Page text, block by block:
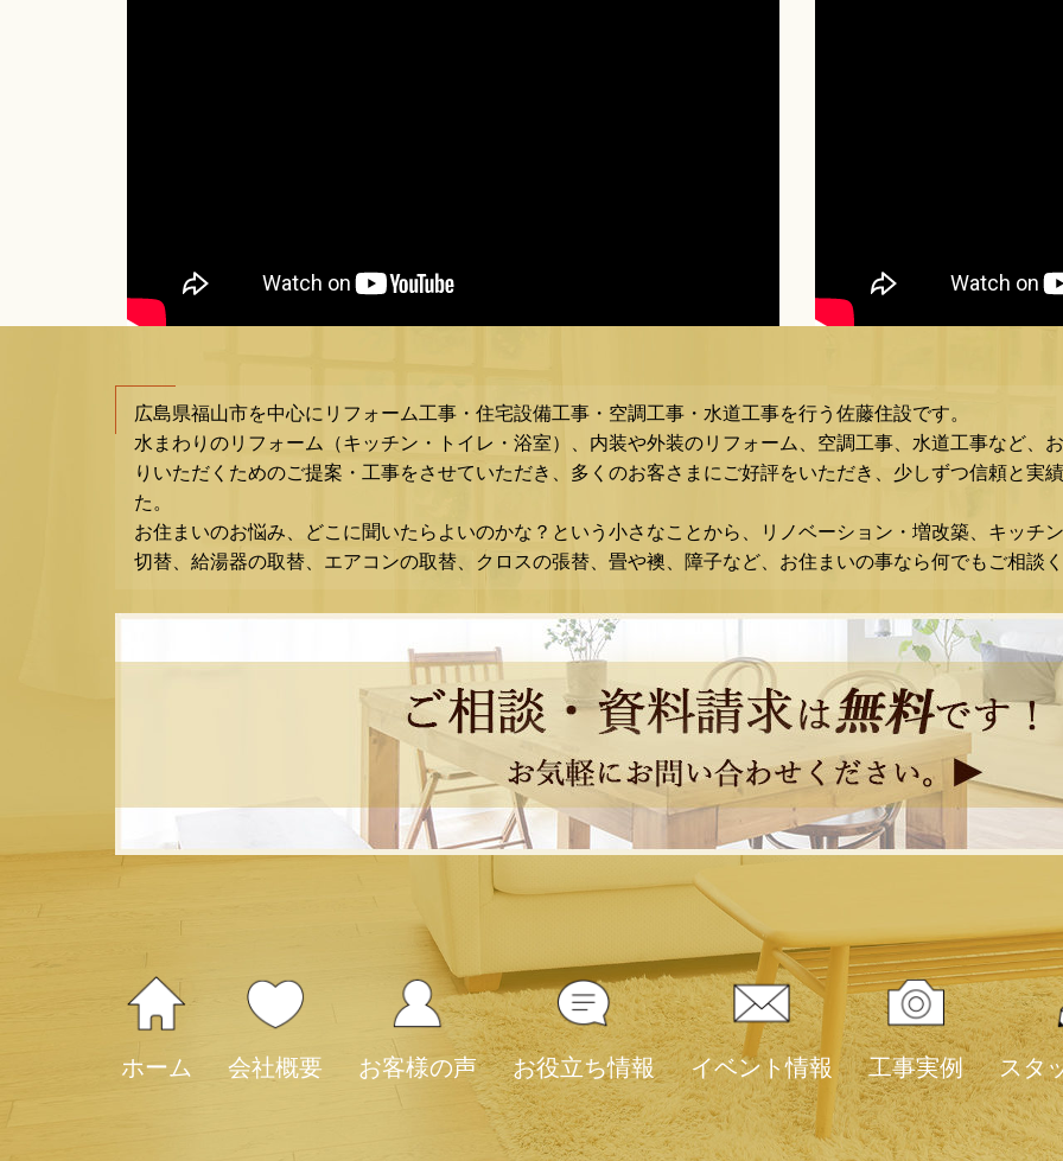
広島県福山市を中心にリフォーム工事・住宅設備工事・空調工事・水道工事を行う佐藤住設です。
水まわりのリフォーム（キッチン・トイレ・浴室）、内装や外装のリフォーム、空調工事、水道工事など、
りいただくためのご提案・工事をさせていただき、多くのお客さまにご好評をいただき、少しずつ信頼と実
た。
お住まいのお悩み、どこに聞いたらよいのかな？という小さなことから、リノベーション・増改築、キッチ
切替、給湯器の取替、エアコンの取替、クロスの張替、畳や襖、障子など、お住まいの事なら何でもご相談
ホーム 会社概要 お客様の声 お役立ち情報 イベント情報 工事実例 スタ